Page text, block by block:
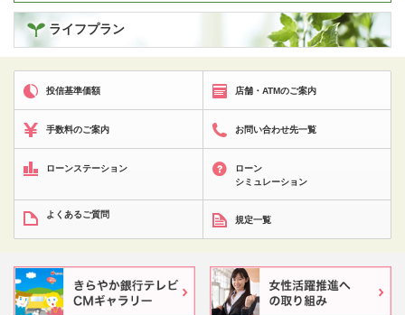
ライフプラン
投信基準価額 店舗・ATMのご案内
手数料のご案内 お問い合わせ先一覧
ローンステーション
ローン
シミュレーション
よくあるご質問
規定一覧